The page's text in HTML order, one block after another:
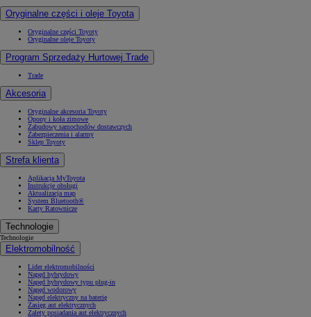
Oryginalne części i oleje Toyota
Oryginalne części Toyoty
Oryginalne oleje Toyoty
Program Sprzedaży Hurtowej Trade
Trade
Akcesoria
Oryginalne akcesoria Toyoty
Opony i koła zimowe
Zabudowy samochodów dostawczych
Zabezpieczenia i alarmy
Sklep Toyoty
Strefa klienta
Aplikacja MyToyota
Instrukcje obsługi
Aktualizacja map
System Bluetooth®
Karty Ratownicze
Technologie
Technologie
Elektromobilność
Lider elektromobilności
Napęd hybrydowy
Napęd hybrydowy typu plug-in
Napęd wodorowy
Napęd elektryczny na baterię
Zasięg aut elektrycznych
Zalety posiadania aut elektrycznych